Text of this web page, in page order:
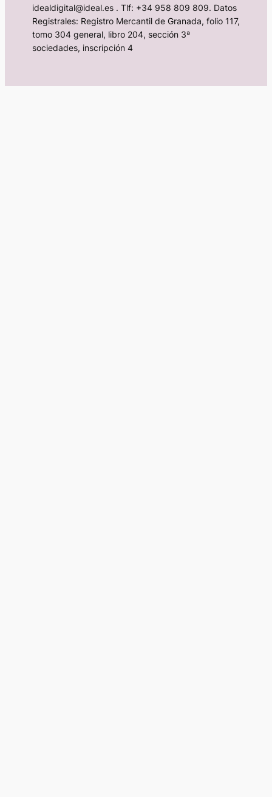
idealdigital@ideal.es . Tlf: +34 958 809 809. Datos
Registrales: Registro Mercantil de Granada, folio 117,
tomo 304 general, libro 204, sección 3ª
sociedades, inscripción 4